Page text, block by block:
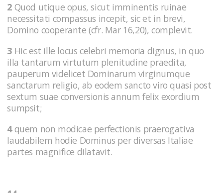
2 Quod utique opus, sicut imminentis ruinae
necessitati compassus incepit, sic et in brevi,
Domino cooperante (cfr. Mar 16,20), complevit.
3 Hic est ille locus celebri memoria dignus, in quo
illa tantarum virtutum plenitudine praedita,
pauperum videlicet Dominarum virginumque
sanctarum religio, ab eodem sancto viro quasi post
sextum suae conversionis annum felix exordium
sumpsit;
4quem non modicae perfectionis praerogativa
laudabilem hodie Dominus per diversas Italiae
partes magnifice dilatavit.